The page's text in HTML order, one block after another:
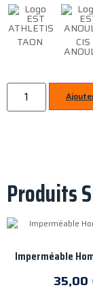
TAON CIS
Produits
Imperméable
35,00